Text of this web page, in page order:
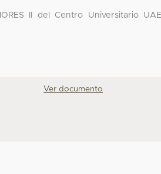
II del Centro Universitario
Ver documento